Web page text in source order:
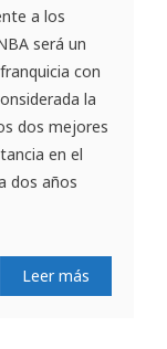
a los
será un
con
la
dos mejores
en el
dos años
Leer más